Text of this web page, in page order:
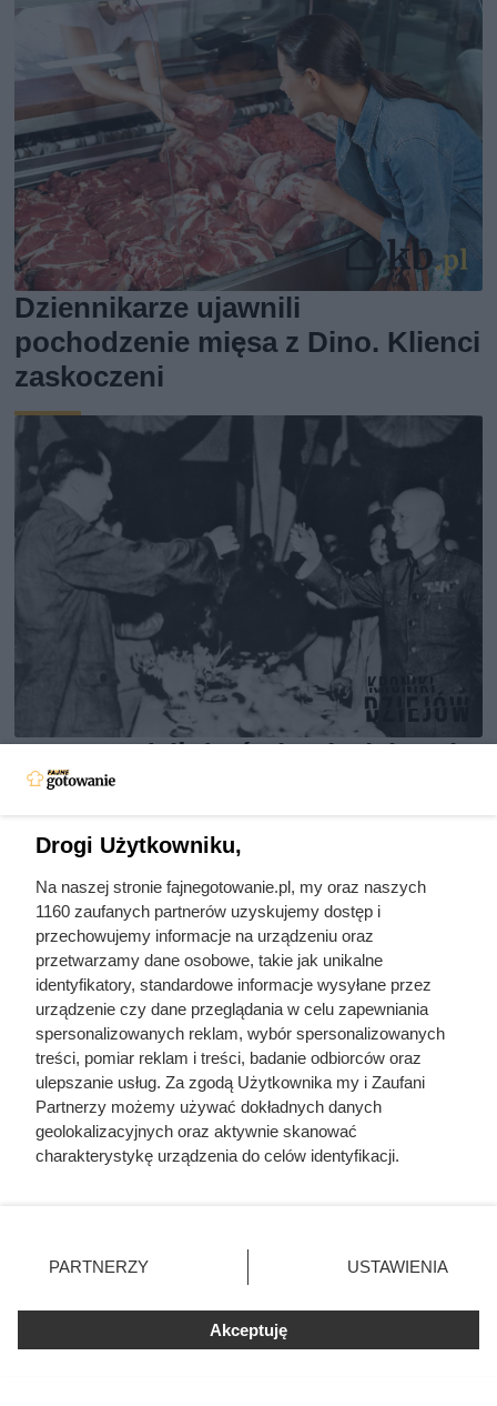
Dziennikarze ujawnili
pochodzenie mięsa z Dino. Klienci
zaskoczeni
Doprowadził do śmierci większej
liczby ludzi niż Hitler i Stalin
jako bohatera
zamykali między łódkami. Tak
wyglądała najbardziej wymyślna
tortura w Rzymie
Drogi Użytkowniku,
Na naszej stronie fajnegotowanie.pl, my oraz naszych
1160 zaufanych partnerów uzyskujemy dostęp i
przechowujemy informacje na urządzeniu oraz
przetwarzamy dane osobowe, takie jak unikalne
identyfikatory, standardowe informacje wysyłane przez
urządzenie czy dane przeglądania w celu zapewniania
spersonalizowanych reklam, wybór spersonalizowanych
treści, pomiar reklam i treści, badanie odbiorców oraz
ulepszanie usług. Za zgodą Użytkownika my i Zaufani
Partnerzy możemy używać dokładnych danych
geolokalizacyjnych oraz aktywnie skanować
charakterystykę urządzenia do celów identyfikacji.
zmienić/wycofać klikając przycisk ustawień prywatności
znajdujący się w lewym dolnym rogu strony
rodzaje przetwarzania danych nie wymagają zgody
użytkownika, ale masz prawo sprzeciwić się takiemu
przetwarzaniu. Preferencje będą miały zastosowania tylko
PARTNERZY USTAWIENIA
Akceptuję